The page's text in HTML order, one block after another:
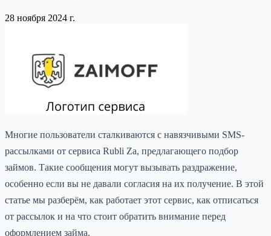
28 ноября 2024 г.
Многие пользователи сталкиваются с навязчивыми SMS-
рассылками от сервиса Rubli Za, предлагающего подбор
займов. Такие сообщения могут вызывать раздражение,
особенно если вы не давали согласия на их получение. В этой
статье мы разберём, как работает этот сервис, как отписаться
от рассылок и на что стоит обратить внимание перед
оформлением займа.